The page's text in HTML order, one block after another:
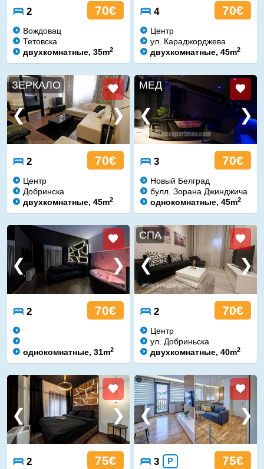
2 70€
Вождовац
Тетовска
двухкомнатные, 35m2
4 70€
Центр
ул. Караджорджева
двухкомнатные, 45m2
ЗЕРКАЛО
2 70€
Центр
Добринска
двухкомнатные, 45m2
МЕД
3 70€
Новый Белград
булл. Зорана Джинджича
однокомнатные, 45m2
2 70€
однокомнатные, 31m2
СПА
2 70€
Центр
ул. Добриньска
двухкомнатные, 40m2
2 75€ 3 P 75€